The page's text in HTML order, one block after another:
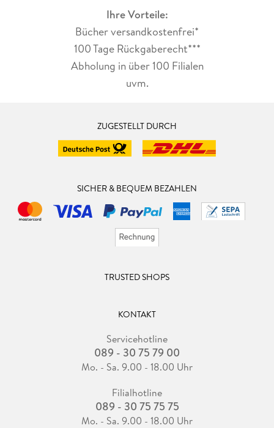
Ihre Vorteile:
Bücher versandkostenfrei*
100 Tage Rückgaberecht***
Abholung in über 100 Filialen
uvm.
ZUGESTELLT DURCH
SICHER & BEQUEM BEZAHLEN
TRUSTED SHOPS
KONTAKT
Servicehotline
089 - 30 75 79 00
Mo. - Sa. 9.00 - 18.00 Uhr
Filialhotline
089 - 30 75 75 75
Mo. - Sa. 9.00 - 18.00 Uhr